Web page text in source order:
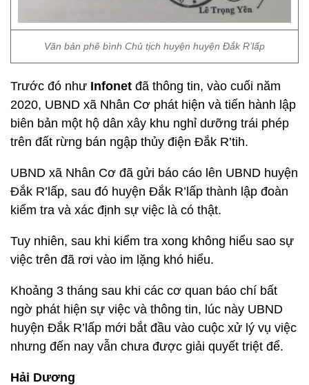
Văn bản phê bình Chủ tịch huyện huyện Đắk R’lấp
Trước đó như Infonet đã thông tin, vào cuối năm
2020, UBND xã Nhân Cơ phát hiện và tiến hành lập
biên bản một hộ dân xây khu nghỉ dưỡng trái phép
trên đất rừng bán ngập thủy điện Đắk R’tih.
UBND xã Nhân Cơ đã gửi báo cáo lên UBND huyện
Đắk R’lấp, sau đó huyện Đắk R’lấp thành lập đoàn
kiểm tra và xác định sự việc là có thật.
Tuy nhiên, sau khi kiểm tra xong không hiểu sao sự
việc trên đã rơi vào im lặng khó hiểu.
Khoảng 3 tháng sau khi các cơ quan báo chí bất
ngờ phát hiện sự việc và thông tin, lúc này UBND
huyện Đắk R’lấp mới bắt đầu vào cuộc xử lý vụ việc
nhưng đến nay vẫn chưa được giải quyết triệt để.
Hải Dương